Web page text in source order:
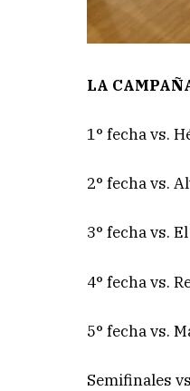
LA
1° fecha vs.
2° fecha vs.
3° fecha vs.
4° fecha vs.
5° fecha vs.
Semifinales